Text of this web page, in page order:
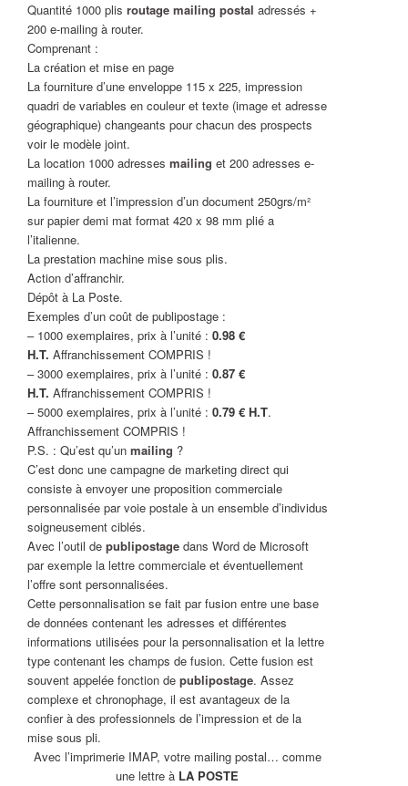
Quantité 1000 plis routage mailing postal adressés +
200 e-mailing à router.
Comprenant :
La création et mise en page
La fourniture d’une enveloppe 115 x 225, impression
quadri de variables en couleur et texte (image et adresse
géographique) changeants pour chacun des prospects
voir le modèle joint.
La location 1000 adresses mailing et 200 adresses e-
mailing à router.
La fourniture et l’impression d’un document 250grs/m²
sur papier demi mat format 420 x 98 mm plié a
l’italienne.
La prestation machine mise sous plis.
Action d’affranchir.
Dépôt à La Poste.
Exemples d’un coût de publipostage :
– 1000 exemplaires, prix à l’unité : 0.98 €
H.T. Affranchissement COMPRIS !
– 3000 exemplaires, prix à l’unité : 0.87 €
H.T. Affranchissement COMPRIS !
– 5000 exemplaires, prix à l’unité : 0.79 € H.T.
Affranchissement COMPRIS !
P.S. : Qu’est qu’un mailing ?
C’est donc une campagne de marketing direct qui
consiste à envoyer une proposition commerciale
personnalisée par voie postale à un ensemble d’individus
soigneusement ciblés.
Avec l’outil de publipostagedans Word de Microsoft
par exemple la lettre commerciale et éventuellement
l’offre sont personnalisées.
Cette personnalisation se fait par fusion entre une base
de données contenant les adresses et différentes
informations utilisées pour la personnalisation et la lettre
type contenant les champs de fusion. Cette fusion est
souvent appelée fonction de publipostage. Assez
complexe et chronophage, il est avantageux de la
confier à des professionnels de l’impression et de la
mise sous pli.
Avec l’imprimerie IMAP, votre mailing postal… comme
une lettre à LA POSTE